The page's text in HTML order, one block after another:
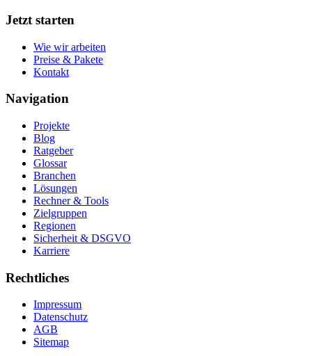
Jetzt starten
Wie wir arbeiten
Preise & Pakete
Kontakt
Navigation
Projekte
Blog
Ratgeber
Glossar
Branchen
Lösungen
Rechner & Tools
Zielgruppen
Regionen
Sicherheit & DSGVO
Karriere
Rechtliches
Impressum
Datenschutz
AGB
Sitemap